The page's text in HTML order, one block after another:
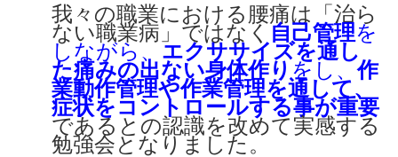
我々の職業における腰痛は「治ら
ない職業病」ではなく自己管理を
しながら、エクササイズを通し
た痛みの出ない身体作り をし、作
業動作管理や作業管理を通して、
症状をコントロールする事が重要
であるとの認識を改めて実感する
勉強会となりました。